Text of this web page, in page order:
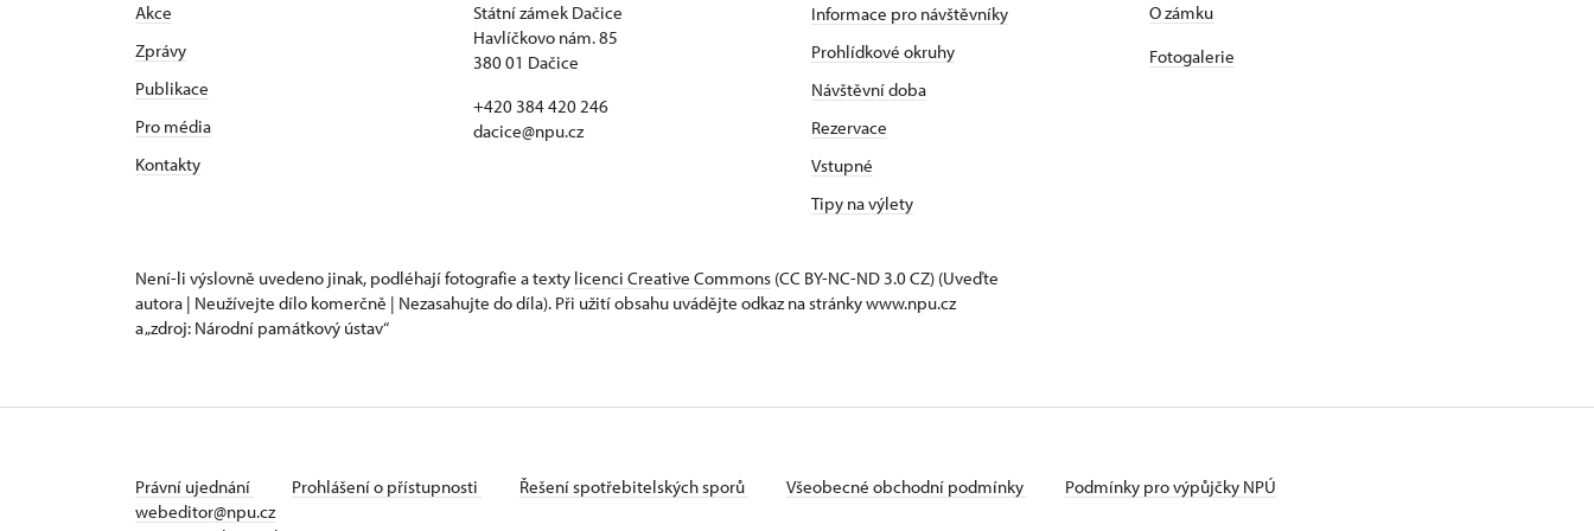
Akce
Zprávy
Publikace
Pro média
Kontakty
Státní zámek Dačice
Havlíčkovo nám. 85
380 01 Dačice
+420 384 420 246
dacice@npu.cz
Informace pro návštěvníky
Prohlídkové okruhy
Návštěvní doba
Rezervace
Vstupné
Tipy na výlety
O zámku
Fotogalerie
Není-li výslovně uvedeno jinak, podléhají fotografie a texty licenci Creative Commons (CC BY-NC-ND 3.0 CZ) (Uveďte
autora | Neužívejte dílo komerčně | Nezasahujte do díla). Při užití obsahu uvádějte odkaz na stránky www.npu.cz
a „zdroj: Národní památkový ústav“
Právní ujednání Prohlášení o přístupnosti Řešení spotřebitelských sporů Všeobecné obchodní podmínky
Podmínky pro výpůjčky NPÚ
webeditor@npu.cz